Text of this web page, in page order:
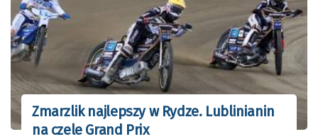
Zmarzlik najlepszy w Rydze. Lublinianin
na czele Grand Prix